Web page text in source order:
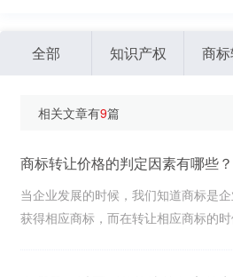
全部 知识产权 商
相关文章有9篇
商标转让价格的判定因素有哪些？
当企业发展的时候，我们知道商标是
获得相应商标，而在转让相应商标的